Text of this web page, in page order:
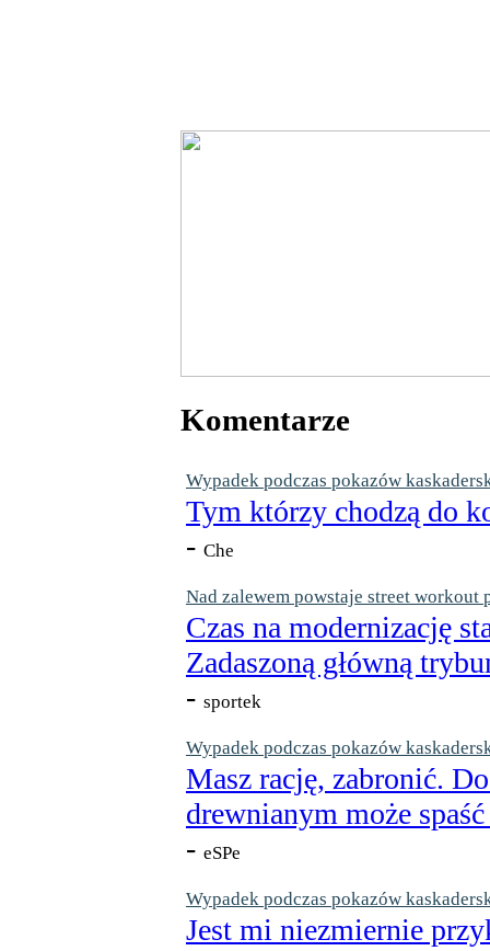
Komentarze
Wypadek podczas pokazów
Tym którzy chodzą do
- Che
Nad zalewem powstaje street workout
Czas na modernizację
Zadaszoną główną
- sportek
Wypadek podczas pokazów
Masz rację, zabronić.
drewnianym może
- eSPe
Wypadek podczas pokazów
Jest mi niezmiernie